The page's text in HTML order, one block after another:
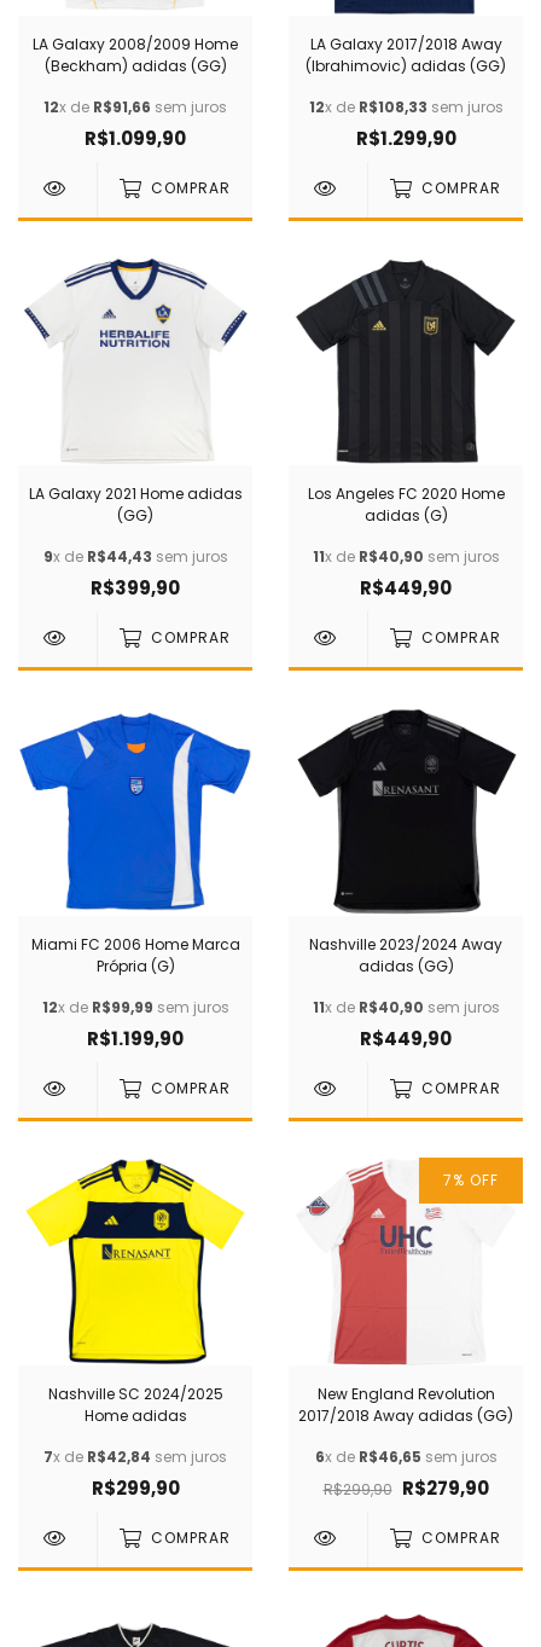
LA Galaxy 2008/2009 Home
(Beckham) adidas (GG)
12x de R$91,66 sem juros
R$1.099,90
COMPRAR
LA Galaxy 2017/2018 Away
(Ibrahimovic) adidas (GG)
12x de R$108,33 sem juros
R$1.299,90
COMPRAR
LA Galaxy 2021 Home adidas
(GG)
9x de R$44,43 sem juros
R$399,90
COMPRAR
Los Angeles FC 2020 Home
adidas (G)
11x de R$40,90 sem juros
R$449,90
COMPRAR
Miami FC 2006 Home Marca
Própria (G)
12x de R$99,99 sem juros
R$1.199,90
COMPRAR
Nashville 2023/2024 Away
adidas (GG)
11x de R$40,90 sem juros
R$449,90
COMPRAR
Nashville SC 2024/2025
Home adidas
7x de R$42,84 sem juros
R$299,90
COMPRAR
7% OFF
New England Revolution
2017/2018 Away adidas (GG)
6x de R$46,65 sem juros
R$299,90 R$279,90
COMPRAR